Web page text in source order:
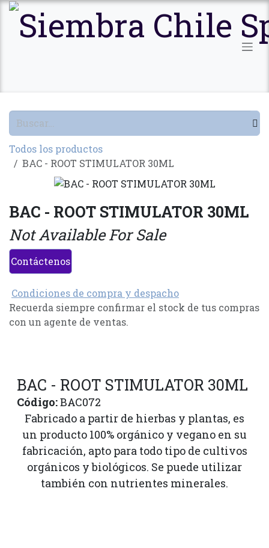
Ir al contenido
Todos los productos
BAC - ROOT STIMULATOR 30ML
BAC - ROOT STIMULATOR 30ML
Not Available For Sale
Contáctenos
Condiciones de compra y despacho
Recuerda siempre confirmar el stock de tus compras
con un agente de ventas.
BAC - ROOT STIMULATOR 30ML
Código:BAC072
Fabricado a partir de hierbas y plantas, es
un producto 100% orgánico y vegano en su
fabricación, apto para todo tipo de cultivos
orgánicos y biológicos. Se puede utilizar
también con nutrientes minerales.